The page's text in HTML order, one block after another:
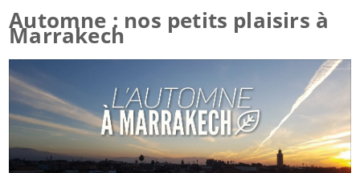
Automne : nos petits plaisirs à
Marrakech